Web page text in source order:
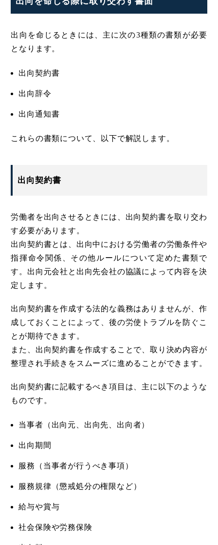
出向を命じるときには、主に次の3種類の書類が必要
となります。
出向契約書
出向辞令
出向通知書
これらの書類について、以下で解説します。
出向契約書
労働者を出向させるときには、出向契約書を取り交わ
す必要があります。
出向契約書とは、出向中における労働者の労働条件や
指揮命令関係、その他ルールについて定めた書類で
す。出向元会社と出向先会社の協議によって内容を決
定します。
出向契約書を作成する法的な義務はありませんが、作
成しておくことによって、後の労使トラブルを防ぐこ
とが期待できます。
また、出向契約書を作成することで、取り決め内容が
整理され手続きをスムーズに進めることができます。
出向契約書に記載するべき項目は、主に以下のような
ものです。
当事者（出向元、出向先、出向者）
出向期間
服務（当事者が行うべき事項）
服務規律（懲戒処分の権限など）
給与や賞与
社会保険や労務保険